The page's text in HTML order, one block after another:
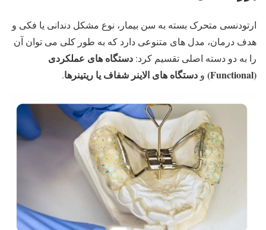
ارتودنسی متحرک بسته به سن بیمار، نوع مشکل دندانی یا فکی و
هدف درمان، مدل های متنوعی دارد که به طور کلی می توان آن
را به دو دسته اصلی تقسیم کرد: دستگاه های عملکردی
(Functional)
و دستگاه های الاینر شفاف یا ریتینرها.